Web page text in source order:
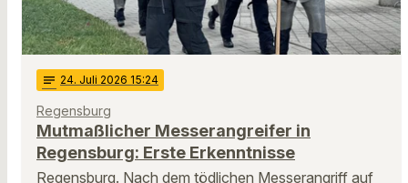
notes 24. Juli 2026 15:24
Regensburg
Mutmaßlicher Messerangreifer in
Regensburg: Erste Erkenntnisse
Regensburg. Nach dem tödlichen Messerangriff auf